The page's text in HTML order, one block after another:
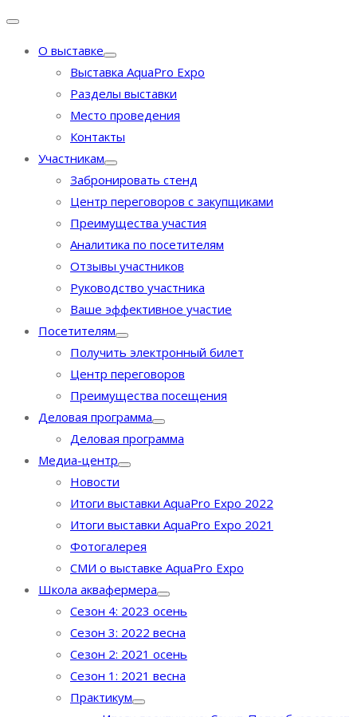
О выставке
Выставка AquaPro Expo
Разделы выставки
Место проведения
Контакты
Участникам
Забронировать стенд
Центр переговоров с закупщиками
Преимущества участия
Аналитика по посетителям
Отзывы участников
Руководство участника
Ваше эффективное участие
Посетителям
Получить электронный билет
Центр переговоров
Преимущества посещения
Деловая программа
Деловая программа
Медиа-центр
Новости
Итоги выставки AquaPro Expo 2022
Итоги выставки AquaPro Expo 2021
Фотогалерея
СМИ о выставке AquaPro Expo
Школа аквафермера
Сезон 4: 2023 осень
Сезон 3: 2022 весна
Сезон 2: 2021 осень
Сезон 1: 2021 весна
Практикум